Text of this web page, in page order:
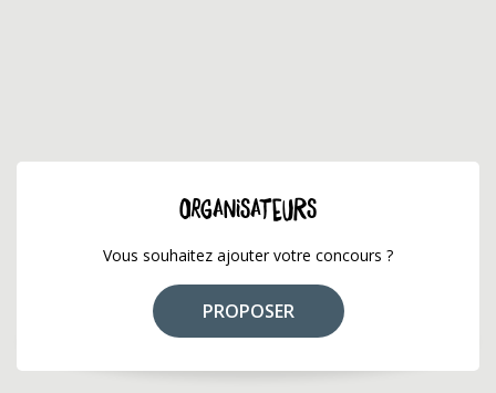
ORGANISATEURS
Vous souhaitez ajouter votre concours ?
PROPOSER